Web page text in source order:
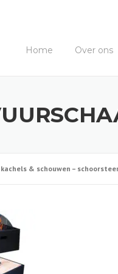
Home Over ons
kachels & schouwen –